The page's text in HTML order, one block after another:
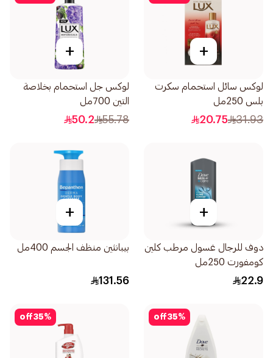
+
لوكس سائل استحمام سكرت
بلس 250مل
31.93
20.75
+
لوكس جل استحمام بخلاصة
التين 700مل
55.78
50.2
+
دوف للرجال غسول مرطب كلين
كومفورت 250مل
22.9
+
بيبانثين منظف الجسم 400مل
131.56
35%
off
35%
off